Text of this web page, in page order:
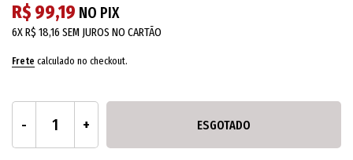
R$ 99,19 NO PIX
6XR$ 18,16 SEM JUROS NO CARTÃO
Frete calculado no checkout.
ESGOTADO